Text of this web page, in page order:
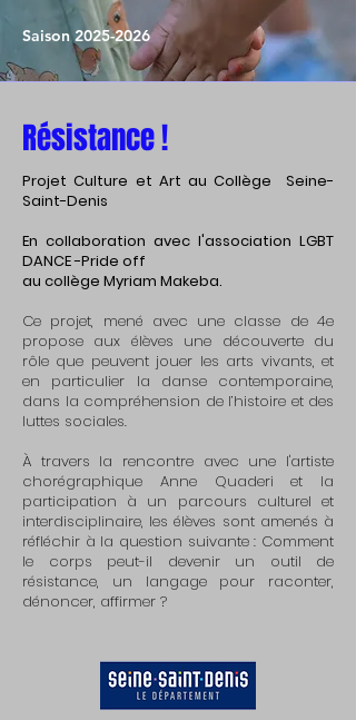
Saison 2025-2026
Résistance !
Projet Culture et Art au Collège Seine-
Saint-Denis
En collaboration avec l'association LGBT
DANCE -Pride off
au collège Myriam Makeba.
Ce projet, mené avec une classe de 4e
propose aux élèves une découverte du
rôle que peuvent jouer les arts vivants, et
en particulier la danse contemporaine,
dans la compréhension de l’histoire et des
luttes sociales.
À travers la rencontre avec une l'artiste
chorégraphique Anne Quaderi et la
participation à un parcours culturel et
interdisciplinaire, les élèves sont amenés à
réfléchir à la question suivante : Comment
le corps peut-il devenir un outil de
résistance, un langage pour raconter,
dénoncer, affirmer ?